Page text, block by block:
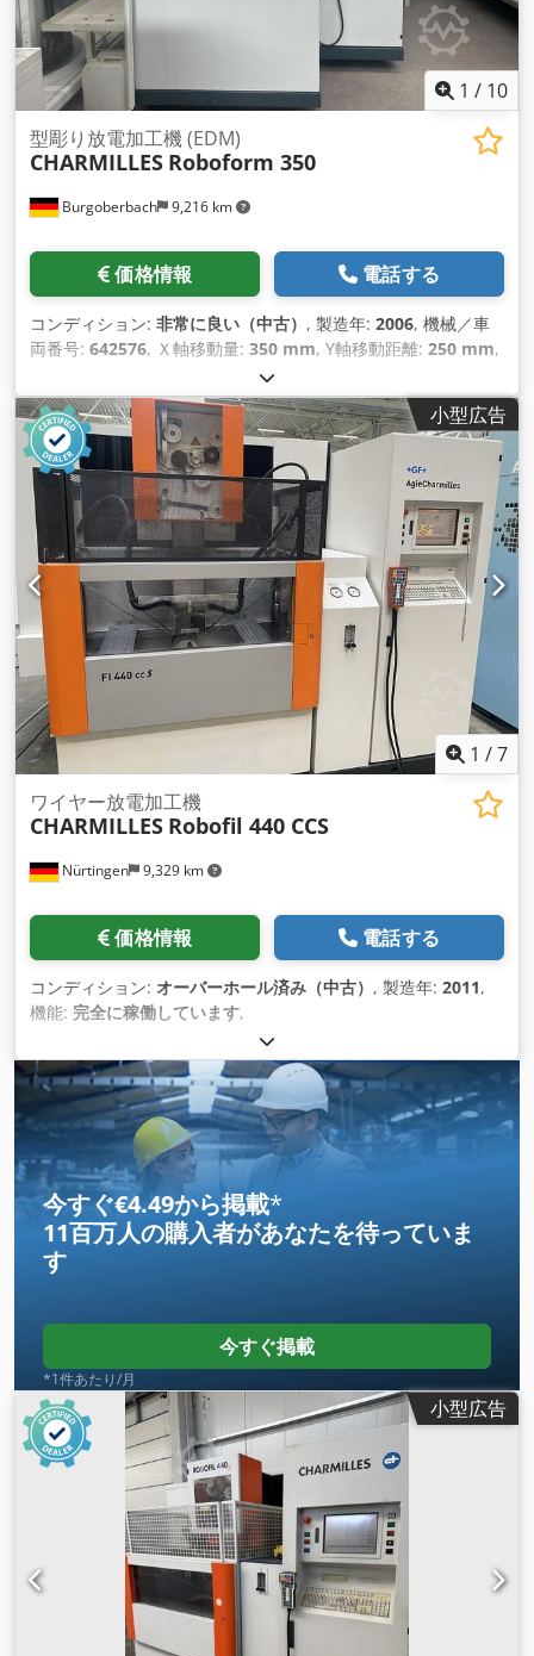
1 / 10
Burgoberbach 9,216 km
型彫り放電加工機 (EDM)
CHARMILLES Roboform 350
価格情報 電話する
コンディション: 非常に良い（中古） , 製造年: 2006, 機械／車
両番号: 642576, Ｘ軸移動量: 350 mm, Y軸移動距離: 250 mm,
, ワーク重量（最大）:
ラム）, 全高:2,522 mm, 全幅:1,690 mm, 全長:1,900 mm,
テーブル幅:500 mm , 入力電流の種類:三相, テーブル長さ:
400 mm
, 総重量:2,350 kg（キログラム）, テーブル荷重:
500
kg（キログラム）,
小型広告
1 /7
Nürtingen 9,329 km
ワイヤー放電加工機
CHARMILLES Robofil 440 CCS
価格情報 電話する
コンディション: オーバーホール済み（中古） , 製造年: 2011,
機能: 完全に稼働しています,
今すぐ€4.49から掲載*
11百万人の購入者があなたを待っていま
す
今すぐ掲載
*1件あたり/月
小型広告